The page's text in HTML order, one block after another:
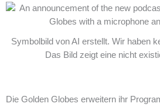
Symbolbild von AI erstellt. Wir haben
Das Bild zeigt eine nicht
Die Golden Globes erweitern ihr